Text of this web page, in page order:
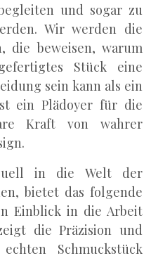
und sogar zu
Wir werden die
die beweisen, warum
Stück eine
sein kann als ein
ein Plädoyer für die
Kraft von wahrer
in die Welt der
bietet das folgende
Einblick in die Arbeit
die Präzision und
Schmuckstück